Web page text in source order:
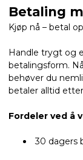
Betaling
Kjøp nå – betal
Handle trygt og
betalingsform.
behøver du
betaler alltid
Fordeler ved å
30 dagers